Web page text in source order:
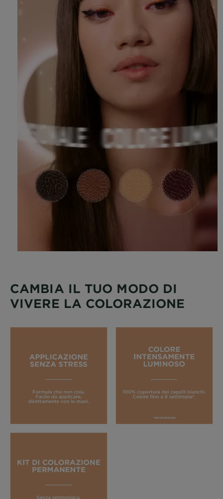
CAMBIA IL TUO MODO DI
VIVERE LA COLORAZIONE